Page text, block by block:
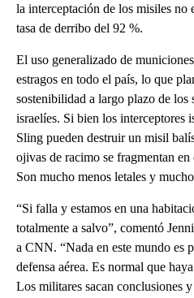
la interceptación de los misiles no
tasa de derribo del 92 %.
El uso generalizado de
estragos en todo el país, lo que
sostenibilidad a largo plazo de los
israelíes. Si bien los interceptores
Sling pueden destruir un misil
ojivas de racimo se fragmentan en
Son mucho menos letales y
“Si falla y estamos en una
totalmente a salvo”, comentó
a CNN. “Nada en este mundo es
defensa aérea. Es normal que
Los militares sacan conclusiones